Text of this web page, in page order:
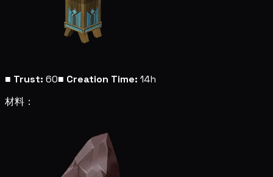
■ Trust: 60■ Creation Time: 14h
材料：